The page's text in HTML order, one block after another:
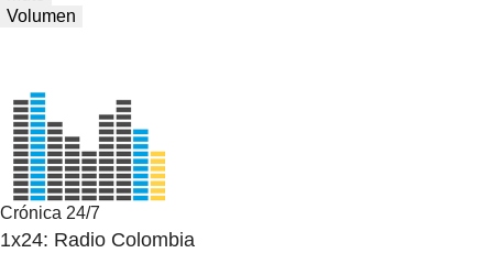
Volumen
Crónica 24/7
1x24: Radio Colombia